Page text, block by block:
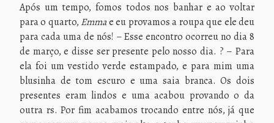
Após um tempo, fomos todos nos banhar e ao voltar
para o quarto, Emmae eu provamos a roupa que ele deu
para cada uma de nós! – Esse encontro ocorreu no dia 8
de março, e disse ser presente pelo nosso dia. ? – Para
ela foi um vestido verde estampado, e para mim uma
blusinha de tom escuro e uma saia branca. Os dois
presentes eram lindos e uma acabou provando o da
outra rs. Por fim acabamos trocando entre nós, já que